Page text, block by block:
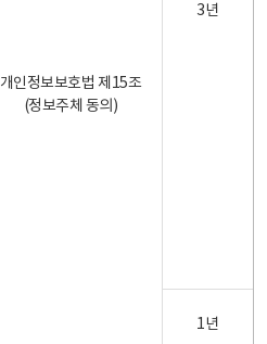
개인정보보호법 제15조
(정보주체 동의)
3년
1년